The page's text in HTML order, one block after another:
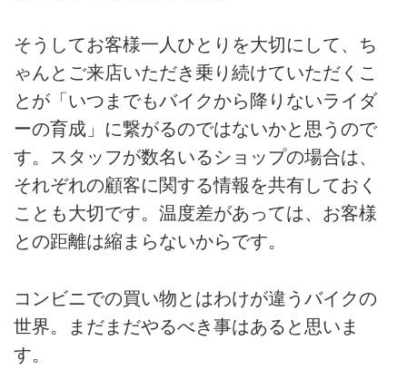
そうしてお客様一人ひとりを大切にして、ち
ゃんとご来店いただき乗り続けていただくこ
とが「いつまでもバイクから降りないライダ
ーの育成」に繋がるのではないかと思うので
す。スタッフが数名いるショップの場合は、
それぞれの顧客に関する情報を共有しておく
ことも大切です。温度差があっては、お客様
との距離は縮まらないからです。
コンビニでの買い物とはわけが違うバイクの
世界。まだまだやるべき事はあると思いま
す。